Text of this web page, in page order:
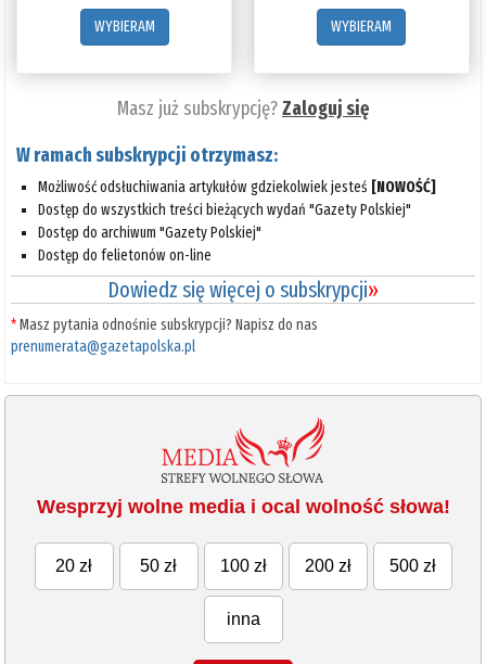
WYBIERAM
WYBIERAM
Masz już subskrypcję?Zaloguj się
W ramach subskrypcji otrzymasz:
Możliwość odsłuchiwania artykułów gdziekolwiek jesteś [NOWOŚĆ]
Dostęp do wszystkich treści bieżących wydań "Gazety Polskiej"
Dostęp do archiwum "Gazety Polskiej"
Dostęp do felietonów on-line
Dowiedz się więcej o subskrypcji»
*Masz pytania odnośnie subskrypcji? Napisz do nas
prenumerata@gazetapolska.pl
Wesprzyj wolne media i ocal wolność słowa!
20 zł 50 zł 100 zł 200 zł 500 zł
inna